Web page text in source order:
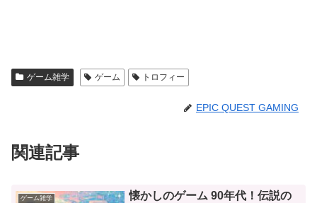
ゲーム雑学 ゲーム トロフィー
EPIC QUEST GAMING
関連記事
ゲーム雑学
懐かしのゲーム 90年代！伝説の